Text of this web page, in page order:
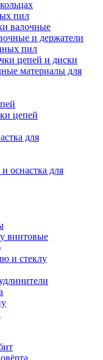
пил
валочные
и держатели
пил
цепей и диски
материалы для
цепей
для
оснастка для
винтовые
и стеклу